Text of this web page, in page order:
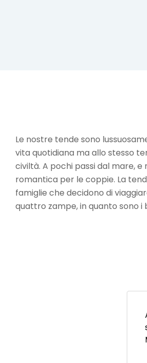
Le nostre tende sono
vita quotidiana ma allo stesso
civiltà. A pochi passi dal mare,
romantica per le coppie. La
famiglie che decidono di
quattro zampe, in quanto sono